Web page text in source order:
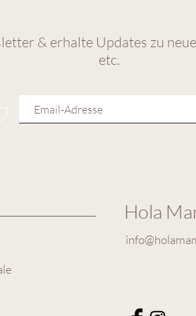
& erhalte Updates zu
etc.
Hola